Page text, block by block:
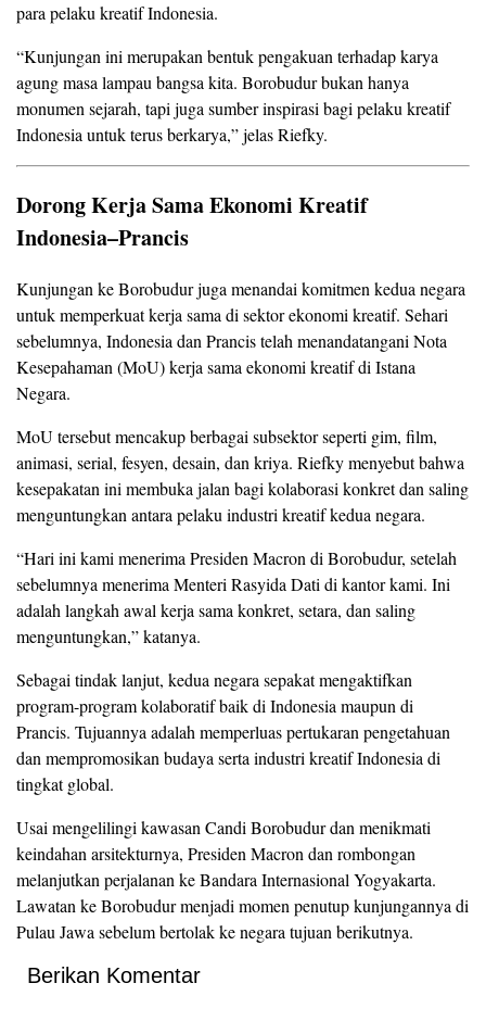
para pelaku kreatif Indonesia.
“Kunjungan ini merupakan bentuk pengakuan terhadap karya
agung masa lampau bangsa kita. Borobudur bukan hanya
monumen sejarah, tapi juga sumber inspirasi bagi pelaku kreatif
Indonesia untuk terus berkarya,” jelas Riefky.
Dorong Kerja Sama Ekonomi Kreatif
Indonesia–Prancis
Kunjungan ke Borobudur juga menandai komitmen kedua negara
untuk memperkuat kerja sama di sektor ekonomi kreatif. Sehari
sebelumnya, Indonesia dan Prancis telah menandatangani Nota
Kesepahaman (MoU) kerja sama ekonomi kreatif di Istana
Negara.
MoU tersebut mencakup berbagai subsektor seperti gim, film,
animasi, serial, fesyen, desain, dan kriya. Riefky menyebut bahwa
kesepakatan ini membuka jalan bagi kolaborasi konkret dan saling
menguntungkan antara pelaku industri kreatif kedua negara.
“Hari ini kami menerima Presiden Macron di Borobudur, setelah
sebelumnya menerima Menteri Rasyida Dati di kantor kami. Ini
adalah langkah awal kerja sama konkret, setara, dan saling
menguntungkan,” katanya.
Sebagai tindak lanjut, kedua negara sepakat mengaktifkan
program-program kolaboratif baik di Indonesia maupun di
Prancis. Tujuannya adalah memperluas pertukaran pengetahuan
dan mempromosikan budaya serta industri kreatif Indonesia di
tingkat global.
Usai mengelilingi kawasan Candi Borobudur dan menikmati
keindahan arsitekturnya, Presiden Macron dan rombongan
melanjutkan perjalanan ke Bandara Internasional Yogyakarta.
Lawatan ke Borobudur menjadi momen penutup kunjungannya di
Pulau Jawa sebelum bertolak ke negara tujuan berikutnya.
Berikan Komentar